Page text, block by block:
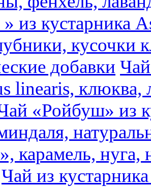
из кустарника
кусочки
добавки
linearis, клюква,
«Ройбуш» из
карамель, нуга,
Чай из